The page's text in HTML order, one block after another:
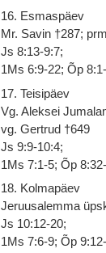
16. Esmaspäev
Mr. Savin †287;
Js 8:13-9:7;
1Ms 6:9-22; Õp
17. Teisipäev
Vg. Aleksei
vg. Gertrud †649
Js 9:9-10:4;
1Ms 7:1-5; Õp
18. Kolmapäev
Jeruusalemma
Js 10:12-20;
1Ms 7:6-9; Õp